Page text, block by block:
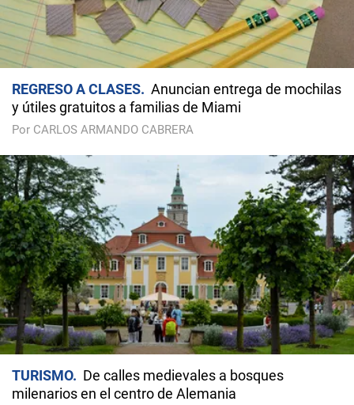
REGRESO A CLASES
Anuncian entrega de mochilas
y útiles gratuitos a familias de Miami
Por CARLOS ARMANDO CABRERA
TURISMO
De calles medievales a bosques
milenarios en el centro de Alemania